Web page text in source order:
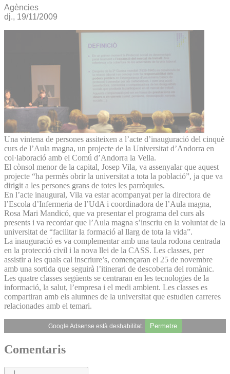
Agències
dj., 19/11/2009
Una vintena de persones assiteixen a l’acte d’inauguració del cinquè
curs de l’Aula magna, un projecte de la Universitat d’Andorra en
col·laboració amb el Comú d’Andorra la Vella.
El cònsol menor de la capital, Josep Vila, va assenyalar que aquest
projecte “ha permès obrir la universitat a tota la població”, ja que va
dirigit a les persones grans de totes les parròquies.
En l’acte inaugural, Vila va estar acompanyat per la directora de
l’Escola d’Infermeria de l’UdA i coordinadora de l’Aula magna,
Rosa Mari Mandicó, que va presentar el programa del curs als
presents i va recordar que l’Aula magna s’inscriu en la voluntat de la
universitat de “facilitar la formació al llarg de tota la vida”.
La inauguració es va complementar amb una taula rodona centrada
en la protecció civil i la nova llei de la CASS. Les classes, per
assistir a les quals cal inscriure’s, començaran el 25 de novembre
amb una sortida que seguirà l’itinerari de descoberta del romànic.
Les quatre classes següents se centraran en les tecnologies de la
informació, la salut, l’empresa i el medi ambient. Les classes es
compartiran amb els alumnes de la universitat que estudien carreres
relacionades amb el temari.
Google Adsense està deshabilitat. Permetre
Comentaris